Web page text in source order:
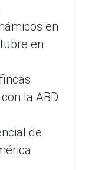
en
en
la ABD
de